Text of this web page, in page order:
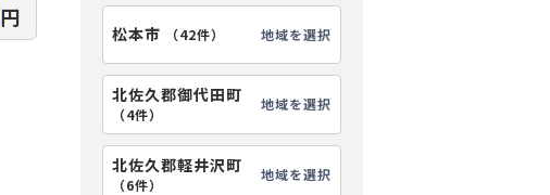
円
松本市 （42件） 地域を選択
北佐久郡御代田町
（4件）
地域を選択
北佐久郡軽井沢町
（6件）
地域を選択